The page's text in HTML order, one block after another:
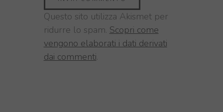
Questo sito utilizza Akismet per
ridurre lo spam. Scopri come
vengono elaborati i dati derivati
dai commenti.